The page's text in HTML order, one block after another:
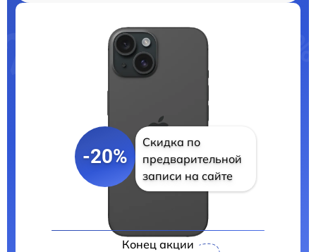
-20%
Скидка по
предварительной
записи на сайте
Конец акции